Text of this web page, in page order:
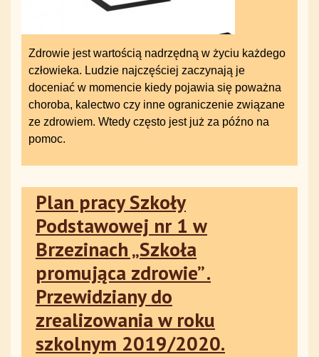
Zdrowie jest wartością nadrzędną w życiu każdego
człowieka. Ludzie najczęściej zaczynają je
doceniać w momencie kiedy pojawia się poważna
choroba, kalectwo czy inne ograniczenie związane
ze zdrowiem. Wtedy często jest już za późno na
pomoc.
Plan pracy Szkoły
Podstawowej nr 1 w
Brzezinach „Szkoła
promująca zdrowie” .
Przewidziany do
zrealizowania w roku
szkolnym 2019/2020.